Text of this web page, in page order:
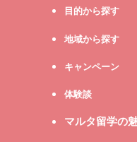
目的から探す
地域から探す
キャンペーン
体験談
マルタ留学の